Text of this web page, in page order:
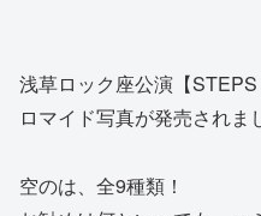
浅草ロック座公演【
ロマイド写真が発売されま
空のは、全9種類！